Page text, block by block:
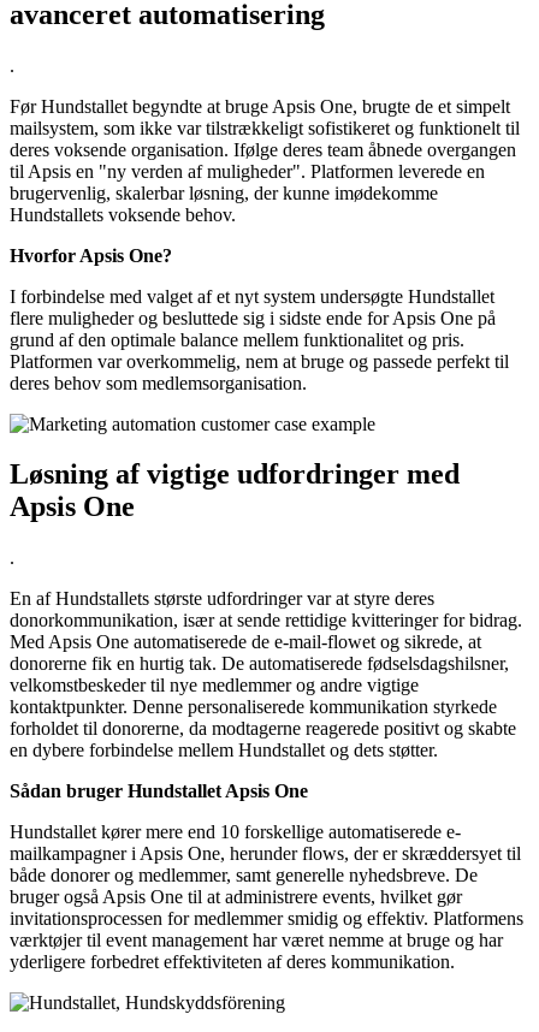
avanceret automatisering
.
Før Hundstallet begyndte at bruge Apsis One, brugte de et simpelt
mailsystem, som ikke var tilstrækkeligt sofistikeret og funktionelt til
deres voksende organisation. Ifølge deres team åbnede overgangen
til Apsis en "ny verden af muligheder". Platformen leverede en
brugervenlig, skalerbar løsning, der kunne imødekomme
Hundstallets voksende behov.
Hvorfor Apsis One?
I forbindelse med valget af et nyt system undersøgte Hundstallet
flere muligheder og besluttede sig i sidste ende for Apsis One på
grund af den optimale balance mellem funktionalitet og pris.
Platformen var overkommelig, nem at bruge og passede perfekt til
deres behov som medlemsorganisation.
Løsning af vigtige udfordringer med
Apsis One
.
En af Hundstallets største udfordringer var at styre deres
donorkommunikation, især at sende rettidige kvitteringer for bidrag.
Med Apsis One automatiserede de e-mail-flowet og sikrede, at
donorerne fik en hurtig tak. De automatiserede fødselsdagshilsner,
velkomstbeskeder til nye medlemmer og andre vigtige
kontaktpunkter. Denne personaliserede kommunikation styrkede
forholdet til donorerne, da modtagerne reagerede positivt og skabte
en dybere forbindelse mellem Hundstallet og dets støtter.
Sådan bruger Hundstallet Apsis One
Hundstallet kører mere end 10 forskellige automatiserede e-
mailkampagner i Apsis One, herunder flows, der er skræddersyet til
både donorer og medlemmer, samt generelle nyhedsbreve. De
bruger også Apsis One til at administrere events, hvilket gør
invitationsprocessen for medlemmer smidig og effektiv. Platformens
værktøjer til event management har været nemme at bruge og har
yderligere forbedret effektiviteten af deres kommunikation.